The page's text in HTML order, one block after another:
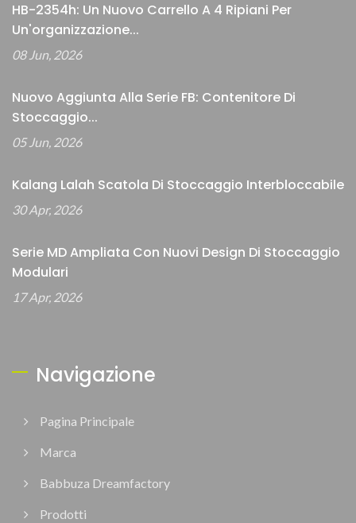
HB-2354h: Un Nuovo Carrello A 4 Ripiani Per
Un'organizzazione...
08 Jun, 2026
Nuovo Aggiunta Alla Serie FB: Contenitore Di
Stoccaggio...
05 Jun, 2026
Kalang Lalah Scatola Di Stoccaggio Interbloccabile
30 Apr, 2026
Serie MD Ampliata Con Nuovi Design Di Stoccaggio
Modulari
17 Apr, 2026
Navigazione
Pagina Principale
Marca
Babbuza Dreamfactory
Prodotti